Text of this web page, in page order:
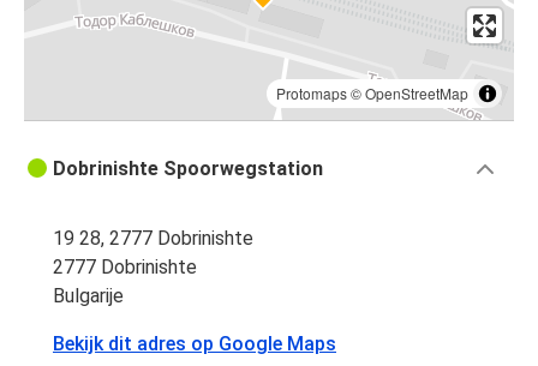
Protomaps©OpenStreetMap
Dobrinishte Spoorwegstation
19 28, 2777 Dobrinishte
2777 Dobrinishte
Bulgarije
Bekijk dit adres op Google Maps